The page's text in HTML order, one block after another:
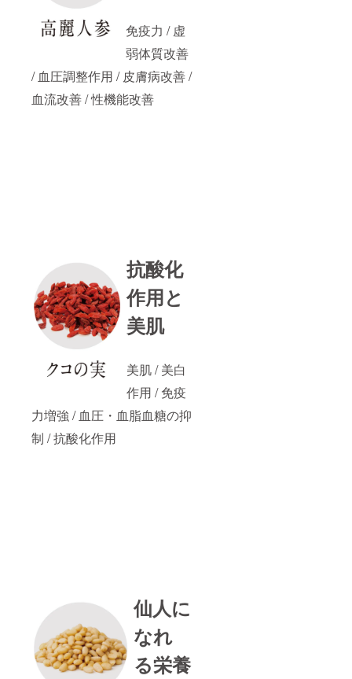
免疫力 / 虚
弱体質改善
/ 血圧調整作用 / 皮膚病改善 /
血流改善 / 性機能改善
抗酸化
作用と
美肌
美肌 / 美白
作用 / 免疫
力増強 / 血圧・血脂血糖の抑
制 / 抗酸化作用
仙人に
なれ
る栄養